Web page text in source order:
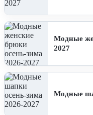
Модные
2027
Модные